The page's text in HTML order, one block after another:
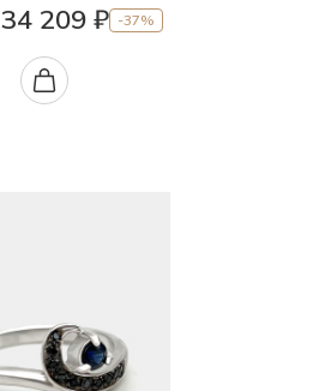
34 209 ₽ -37%